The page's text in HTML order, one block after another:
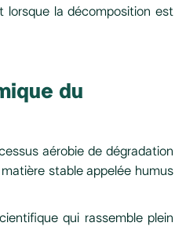
lorsque la décomposition est
du
aérobie de dégradation
stable appelée humus
qui rassemble plein